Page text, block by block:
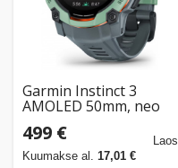
Garmin Instinct 3
AMOLED 50mm, neo
499 €
Kuumakse al. 17,01 €
Laos